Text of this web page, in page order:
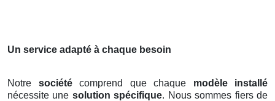
Un service adapté à chaque besoin
Notre sociétécomprend que chaque modèle installé
nécessite une solution spécifique. Nous sommes fiers de